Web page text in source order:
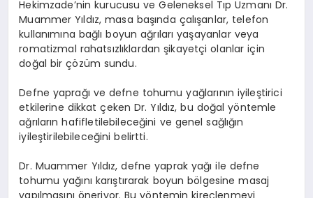
Hekimzade’nin kurucusu ve Geleneksel Tıp Uzmanı Dr.
Muammer Yıldız, masa başında çalışanlar, telefon
kullanımına bağlı boyun ağrıları yaşayanlar veya
romatizmal rahatsızlıklardan şikayetçi olanlar için
doğal bir çözüm sundu.
Defne yaprağı ve defne tohumu yağlarının iyileştirici
etkilerine dikkat çeken Dr. Yıldız, bu doğal yöntemle
ağrıların hafifletilebileceğini ve genel sağlığın
iyileştirilebileceğini belirtti.
Dr. Muammer Yıldız, defne yaprak yağı ile defne
tohumu yağını karıştırarak boyun bölgesine masaj